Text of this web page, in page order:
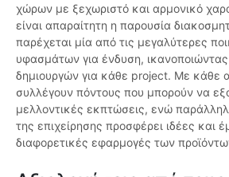
χώρων με ξεχωριστό και αρμονικό
είναι απαραίτητη η παρουσία
παρέχεται μία από τις μεγαλύτερες
υφασμάτων για ένδυση, ικανοποιώντας
δημιουργών για κάθε project. Με κάθε
συλλέγουν πόντους που μπορούν να
μελλοντικές εκπτώσεις, ενώ
της επιχείρησης προσφέρει ιδέες και
διαφορετικές εφαρμογές των